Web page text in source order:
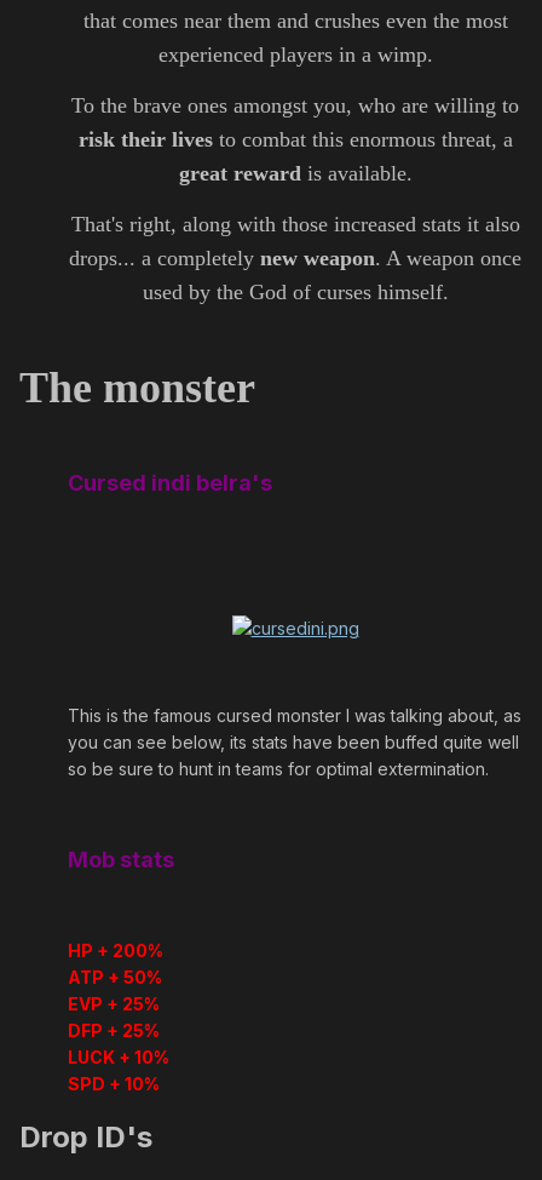
that comes near them and crushes even the most
experienced playersin a wimp.
To the brave ones amongst you, who are willing to
risk their livesto combat this enormous threat, a
great reward is available.
That's right, along with those increased stats it also
drops... a completely new weapon. A weapon once
used by the God of curses himself.
The monster
Cursed indi belra's
This is the famous cursed monster I was talking about, as
you can see below, its stats have been buffed quite well
so be sure to hunt in teams for optimal extermination.
Mob stats
HP + 200%
ATP + 50%
EVP + 25%
DFP + 25%
LUCK + 10%
SPD + 10%
Drop ID's